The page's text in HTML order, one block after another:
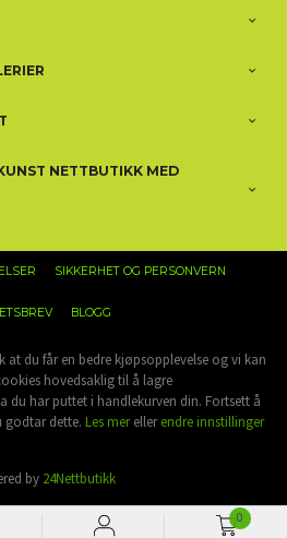
0
NETTBUTIKK MED
SIKKERHET OG PERSONVERN
BLOGG
at du får en bedre kjøpsopplevelse og vi kan
hovedsaklig til å lagre
du har puttet i handlekurven din. Fortsett å
godtar dette. Les merellerendre innstillinger
by 24Nettbutikk